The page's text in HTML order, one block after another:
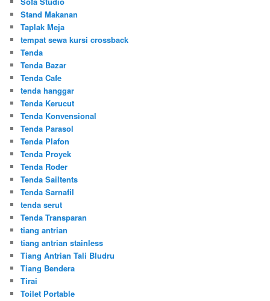
Stand Makanan
Taplak Meja
tempat sewa kursi crossback
Tenda
Tenda Bazar
Tenda Cafe
tenda hanggar
Tenda Kerucut
Tenda Konvensional
Tenda Parasol
Tenda Plafon
Tenda Proyek
Tenda Roder
Tenda Sailtents
Tenda Sarnafil
tenda serut
Tenda Transparan
tiang antrian
tiang antrian stainless
Tiang Antrian Tali Bludru
Tiang Bendera
Tirai
Toilet Portable